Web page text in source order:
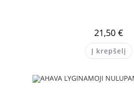
21,50 €
Į krepšelį